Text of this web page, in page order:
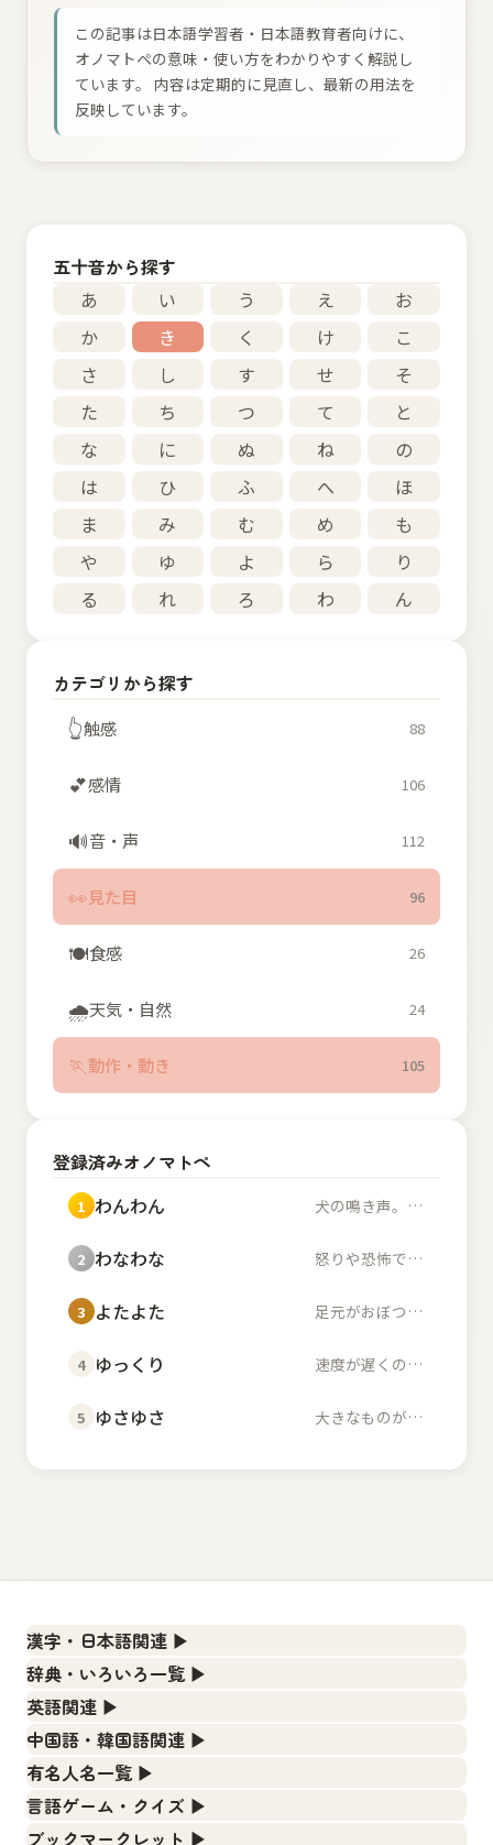
この記事は日本語学習者・日本語教育者向けに、
オノマトペの意味・使い方をわかりやすく解説し
ています。 内容は定期的に見直し、最新の用法を
反映しています。
五十音から探す
あ
い う え
お
か
き く け
こ
さ
し す せ
そ
た
ち つ て
と
な
に ぬ ね
の
は
ひ ふ へ
ほ
ま
み む め
も
や
ゆ よ ら
り
る
れ ろ わ ん
カテゴリから探す
👆触感 88
💕感情 106
🔊音・声 112
👀見た目 96
🍽️食感 26
🌧️天気・自然 24
🏃動作・動き 105
登録済みオノマトペ
1 わんわん 犬の鳴き声。また、幼...
2 わなわな 怒りや恐怖で体が小刻...
3 よたよた 足元がおぼつかず不安...
4 ゆっくり 速度が遅くのんびりし...
5 ゆさゆさ 大きなものが左右に揺...
漢字・日本語関連 ▶
漢字の読み方検索、手書き入力、書き順練習など、日本語学
習に役立つツールを集めています。
人名漢字辞典 - 読み方検索
手書き漢字入力
漢字の書き方・書き順 書き取り練習帳
ひらがなの書き方・書き順
辞典・いろいろ一覧 ▶
部首・画数別の漢字一覧、熟語辞典、地名・駅名検索など、
各種リファレンスツールです。
部首画数別漢字一覧
常用漢字一覧
人名用漢字一覧
英語関連 ▶
カタカナ語・略語の意味検索、発音記号、リスニング練習な
ど英語学習ツールです。
カタカナ語の意味・発音・類語辞典
英語の発音記号一覧
中国語・韓国語関連 ▶
中国語のピンイン変換、韓国語の手書き入力など、アジア言
語学習ツールです。
手書き中国語入力 変換ツール
有名人名一覧 ▶
海外セレブやスポーツ選手の名前の読み方・発音を確認でき
言語ゲーム・クイズ ▶
四字熟語パズルや漢字クイズなど、楽しみながら学べるゲー
ブックマークレット ▶